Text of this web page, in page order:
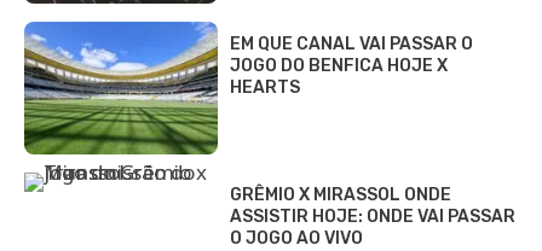
EM QUE CANAL VAI PASSAR O
JOGO DO BENFICA HOJE X
HEARTS
GRÊMIO X MIRASSOL ONDE
ASSISTIR HOJE: ONDE VAI PASSAR
O JOGO AO VIVO